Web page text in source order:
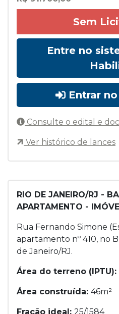
RIO DE JANEIRO/RJ -
APARTAMENTO -
Rua Fernando Simone
apartamento nº 410, no
de Janeiro/RJ.
Área do terreno (IPTU):
Área construída: 46m²
Fração ideal: 25/1584
Sem
Entre no
Entrar
Consulte o edital e
Ver histórico de lances